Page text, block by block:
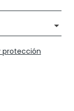
protección